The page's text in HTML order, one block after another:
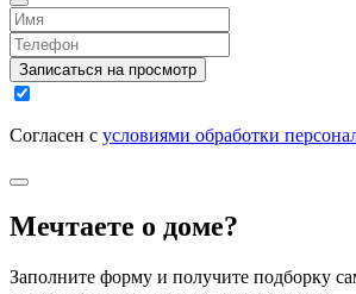
Записаться на просмотр
Согласен с условиями обработки
Мечтаете о доме?
Заполните форму и получите подборку